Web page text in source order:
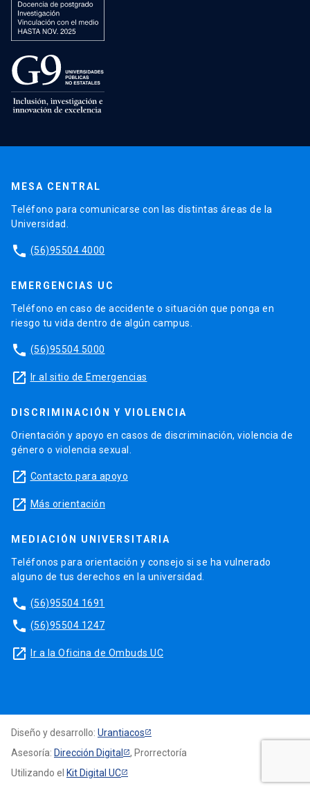
MESA CENTRAL
Teléfono para comunicarse con las distintas áreas de la
Universidad.
phone (56)95504 4000
EMERGENCIAS UC
Teléfono en caso de accidente o situación que ponga en
riesgo tu vida dentro de algún campus.
phone (56)95504 5000
launch Ir al sitio de Emergencias
DISCRIMINACIÓN Y VIOLENCIA
Orientación y apoyo en casos de discriminación, violencia de
género o violencia sexual.
launch Contacto para apoyo
launch Más orientación
MEDIACIÓN UNIVERSITARIA
Teléfonos para orientación y consejo si se ha vulnerado
alguno de tus derechos en la universidad.
phone (56)95504 1691
phone (56)95504 1247
launch Ir a la Oficina de Ombuds UC
Diseño y desarrollo: Urantiacos
Asesoría: Dirección Digital
, Prorrectoría
Utilizando el Kit Digital UC